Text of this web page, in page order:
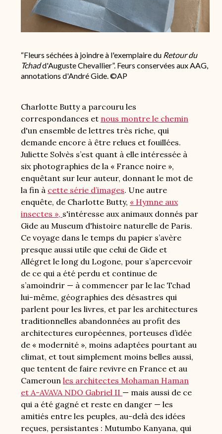
“Fleurs séchées à joindre à l'exemplaire du Retour du
Tchadd'Auguste Chevallier”. Feurs conservées aux AAG,
annotations d'André Gide. ©AP
Charlotte Butty a parcouru les
correspondances et nous montre le chemin
d'un ensemble de lettres très riche, qui
demande encore à être relues et fouillées.
Juliette Solvès s’est quant à elle intéressée à
six photographies de la « France noire »,
enquêtant sur leur auteur, donnant le mot de
la fin à cette série d’images. Une autre
enquête, de Charlotte Butty, « Hymne aux
insectes », s'intéresse aux animaux donnés par
Gide au Museum d'histoire naturelle de Paris.
Ce voyage dans le temps du papier s’avère
presque aussi utile que celui de Gide et
Allégret le long du Logone, pour s’apercevoir
de ce qui a été perdu et continue de
s’amoindrir — à commencer par le lac Tchad
lui-même, géographies des désastres qui
parlent pour les livres, et par les architectures
traditionnelles abandonnées au profit des
architectures européennes, porteuses d’idée
de « modernité », moins adaptées pourtant au
climat, et tout simplement moins belles aussi,
que tentent de faire revivre en France et au
Cameroun les architectes Mohaman Haman
et A-AVAVA NDO Gabriel II — mais aussi de ce
qui a été gagné et reste en danger — les
amitiés entre les peuples, au-delà des idées
reçues, persistantes : Mutumbo Kanyana, qui